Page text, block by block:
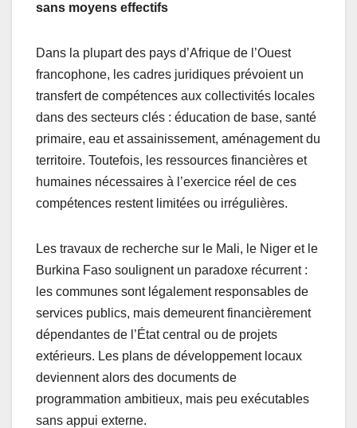
sans moyens effectifs
Dans la plupart des pays d’Afrique de l’Ouest
francophone, les cadres juridiques prévoient un
transfert de compétences aux collectivités locales
dans des secteurs clés : éducation de base, santé
primaire, eau et assainissement, aménagement du
territoire. Toutefois, les ressources financières et
humaines nécessaires à l’exercice réel de ces
compétences restent limitées ou irrégulières.
Les travaux de recherche sur le Mali, le Niger et le
Burkina Faso soulignent un paradoxe récurrent :
les communes sont légalement responsables de
services publics, mais demeurent financièrement
dépendantes de l’État central ou de projets
extérieurs. Les plans de développement locaux
deviennent alors des documents de
programmation ambitieux, mais peu exécutables
sans appui externe.